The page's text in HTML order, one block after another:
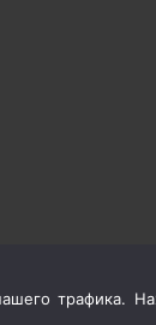
трафика.